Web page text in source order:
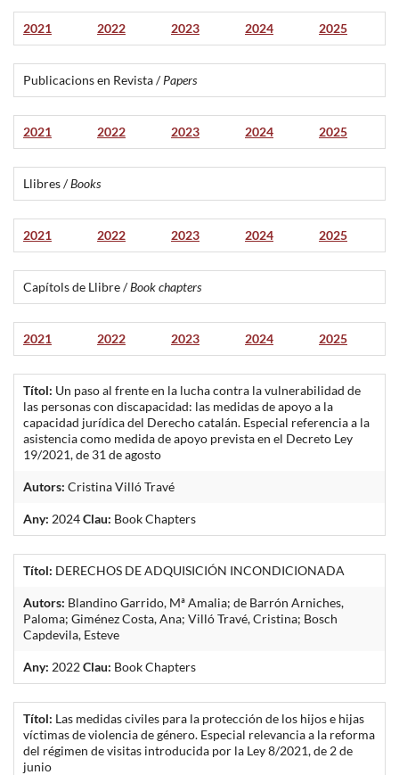
2021 2022 2023 2024 2025
Publicacions en Revista /Papers
2021 2022 2023 2024 2025
Llibres /Books
2021 2022 2023 2024 2025
Capítols de Llibre /Book chapters
2021 2022 2023 2024 2025
Títol: Un paso al frente en la lucha contra la vulnerabilidad de
las personas con discapacidad: las medidas de apoyo a la
capacidad jurídica del Derecho catalán. Especial referencia a la
asistencia como medida de apoyo prevista en el Decreto Ley
19/2021, de 31 de agosto
Autors: Cristina Villó Travé
Any: 2024Clau: Book Chapters
Títol: DERECHOS DE ADQUISICIÓN INCONDICIONADA
Autors: Blandino Garrido, Mª Amalia; de Barrón Arniches,
Paloma; Giménez Costa, Ana; Villó Travé, Cristina; Bosch
Capdevila, Esteve
Any: 2022Clau: Book Chapters
Títol: Las medidas civiles para la protección de los hijos e hijas
víctimas de violencia de género. Especial relevancia a la reforma
del régimen de visitas introducida por la Ley 8/2021, de 2 de
junio